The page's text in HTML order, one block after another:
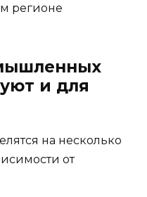
регионе
и для
на несколько
от